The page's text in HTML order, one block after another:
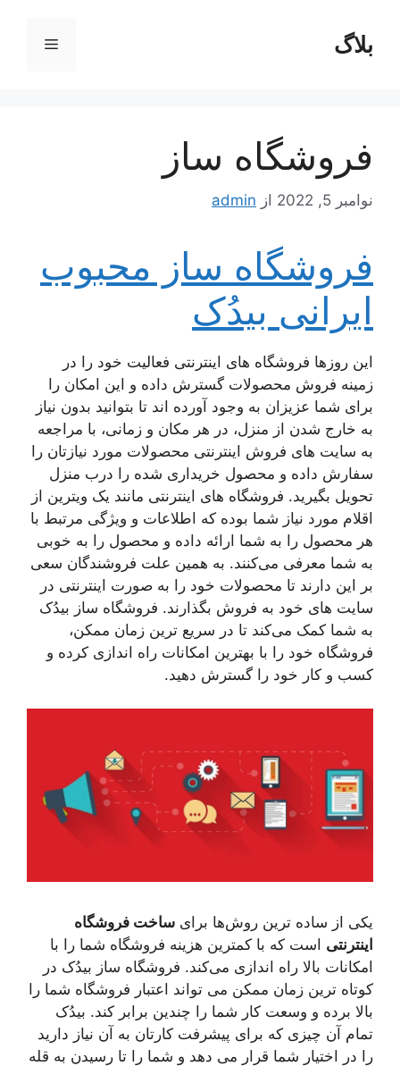
محتوابلاگ فهرست
فروشگاه ساز
نوامبر 5, 2022 از admin
فروشگاه ساز محبوب
ایرانی بیدُک
این روز‌ها فروشگاه های اینترنتی فعالیت خود را در
زمینه فروش محصولات گسترش داده و این امکان را
برای شما عزیزان به وجود آورده اند تا بتوانید بدون نیاز
به خارج شدن از منزل، در هر مکان و زمانی، با مراجعه
به سایت های فروش اینترنتی محصولات مورد نیازتان را
سفارش داده و محصول خریداری شده را درب منزل
تحویل بگیرید. فروشگاه های اینترنتی مانند یک ویترین از
اقلام مورد نیاز شما بوده که اطلاعات و ویژگی مرتبط با
هر محصول را به شما ارائه داده و محصول را به خوبی
به شما معرفی می‌کنند. به همین علت فروشندگان سعی
بر این دارند تا محصولات خود را به صورت اینترنتی در
سایت های خود به فروش بگذارند. فروشگاه ساز بیدُک
به شما کمک می‌کند تا در سریع ترین زمان ممکن،
فروشگاه خود را با بهترین امکانات راه اندازی کرده و
کسب و کار خود را گسترش دهید.
یکی از ساده ترین روش‌ها برای ساخت فروشگاه
اینترنتی است که با کمترین هزینه فروشگاه شما را با
امکانات بالا راه اندازی می‌کند. فروشگاه ساز بیدُک در
کوتاه ترین زمان ممکن می تواند اعتبار فروشگاه شما را
بالا برده و وسعت کار شما را چندین برابر کند. بیدُک
تمام آن چیزی که برای پیشرفت کارتان به آن نیاز دارید
را در اختیار شما قرار می دهد و شما را تا رسیدن به قله